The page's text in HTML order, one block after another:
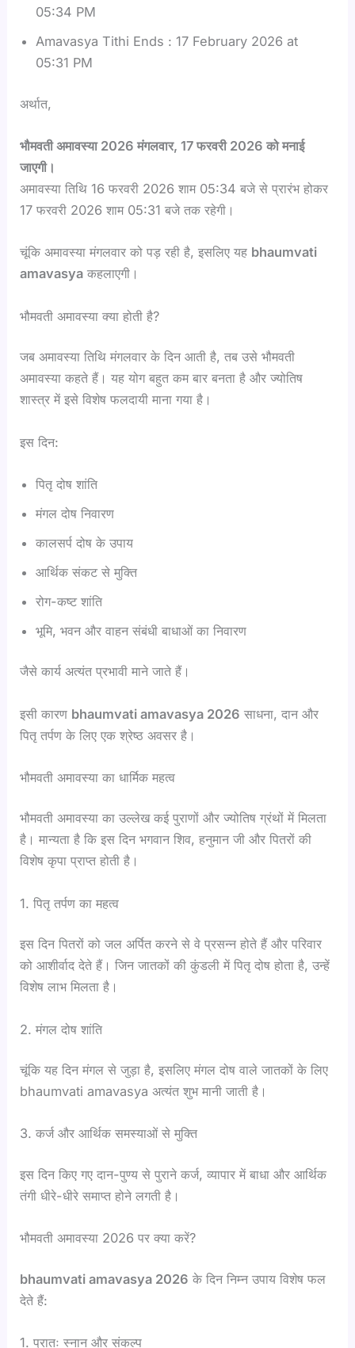
05:34 PM
Amavasya Tithi Ends : 17 February 2026 at
05:31 PM
अर्थात,
भौमवती अमावस्या 2026 मंगलवार, 17 फरवरी 2026 को मनाई
जाएगी।
अमावस्या तिथि 16 फरवरी 2026 शाम 05:34 बजे से प्रारंभ होकर
17 फरवरी 2026 शाम 05:31 बजे तक रहेगी।
चूंकि अमावस्या मंगलवार को पड़ रही है, इसलिए यह bhaumvati
amavasya कहलाएगी।
भौमवती अमावस्या क्या होती है?
जब अमावस्या तिथि मंगलवार के दिन आती है, तब उसे भौमवती
अमावस्या कहते हैं। यह योग बहुत कम बार बनता है और ज्योतिष
शास्त्र में इसे विशेष फलदायी माना गया है।
इस दिन:
पितृ दोष शांति
मंगल दोष निवारण
कालसर्प दोष के उपाय
आर्थिक संकट से मुक्ति
रोग-कष्ट शांति
भूमि, भवन और वाहन संबंधी बाधाओं का निवारण
जैसे कार्य अत्यंत प्रभावी माने जाते हैं।
इसी कारण bhaumvati amavasya 2026 साधना, दान और
पितृ तर्पण के लिए एक श्रेष्ठ अवसर है।
भौमवती अमावस्या का धार्मिक महत्व
भौमवती अमावस्या का उल्लेख कई पुराणों और ज्योतिष ग्रंथों में मिलता
है। मान्यता है कि इस दिन भगवान शिव, हनुमान जी और पितरों की
विशेष कृपा प्राप्त होती है।
1. पितृ तर्पण का महत्व
इस दिन पितरों को जल अर्पित करने से वे प्रसन्न होते हैं और परिवार
को आशीर्वाद देते हैं। जिन जातकों की कुंडली में पितृ दोष होता है, उन्हें
विशेष लाभ मिलता है।
2. मंगल दोष शांति
चूंकि यह दिन मंगल से जुड़ा है, इसलिए मंगल दोष वाले जातकों के लिए
bhaumvati amavasya अत्यंत शुभ मानी जाती है।
3. कर्ज और आर्थिक समस्याओं से मुक्ति
इस दिन किए गए दान-पुण्य से पुराने कर्ज, व्यापार में बाधा और आर्थिक
तंगी धीरे-धीरे समाप्त होने लगती है।
भौमवती अमावस्या 2026 पर क्या करें?
bhaumvati amavasya 2026 के दिन निम्न उपाय विशेष फल
देते हैं:
1. प्रातः स्नान और संकल्प